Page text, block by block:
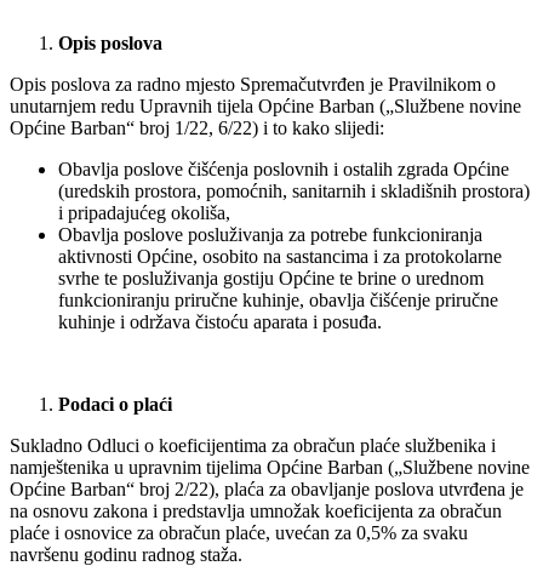
Opis poslova
Opis poslova za radno mjesto Spremačutvrđen je Pravilnikom o
unutarnjem redu Upravnih tijela Općine Barban („Službene novine
Općine Barban“ broj 1/22, 6/22) i to kako slijedi:
Obavlja poslove čišćenja poslovnih i ostalih zgrada Općine
(uredskih prostora, pomoćnih, sanitarnih i skladišnih prostora)
i pripadajućeg okoliša,
Obavlja poslove posluživanja za potrebe funkcioniranja
aktivnosti Općine, osobito na sastancima i za protokolarne
svrhe te posluživanja gostiju Općine te brine o urednom
funkcioniranju priručne kuhinje, obavlja čišćenje priručne
kuhinje i održava čistoću aparata i posuđa.
Podaci o plaći
Sukladno Odluci o koeficijentima za obračun plaće službenika i
namještenika u upravnim tijelima Općine Barban („Službene novine
Općine Barban“ broj 2/22), plaća za obavljanje poslova utvrđena je
na osnovu zakona i predstavlja umnožak koeficijenta za obračun
plaće i osnovice za obračun plaće, uvećan za 0,5% za svaku
navršenu godinu radnog staža.